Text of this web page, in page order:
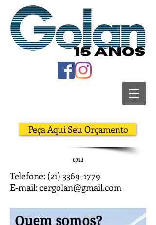
Peça Aqui Seu Orçamento
ou
Telefone: (21) 3369-1779
E-mail:cergolan@gmail.com
Quem somos?